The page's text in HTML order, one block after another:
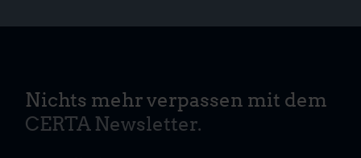
Nichts mehr verpassen mit dem
CERTA Newsletter.